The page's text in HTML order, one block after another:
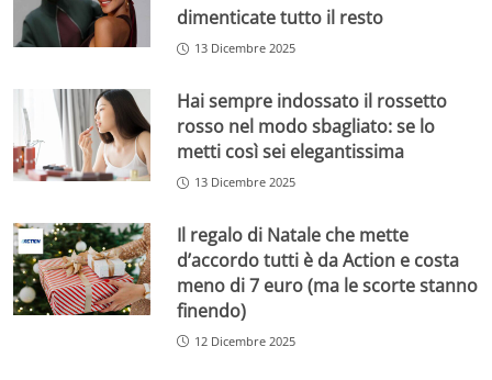
dimenticate tutto il resto
13 Dicembre 2025
Hai sempre indossato il rossetto
rosso nel modo sbagliato: se lo
metti così sei elegantissima
13 Dicembre 2025
Il regalo di Natale che mette
d’accordo tutti è da Action e costa
meno di 7 euro (ma le scorte stanno
finendo)
12 Dicembre 2025